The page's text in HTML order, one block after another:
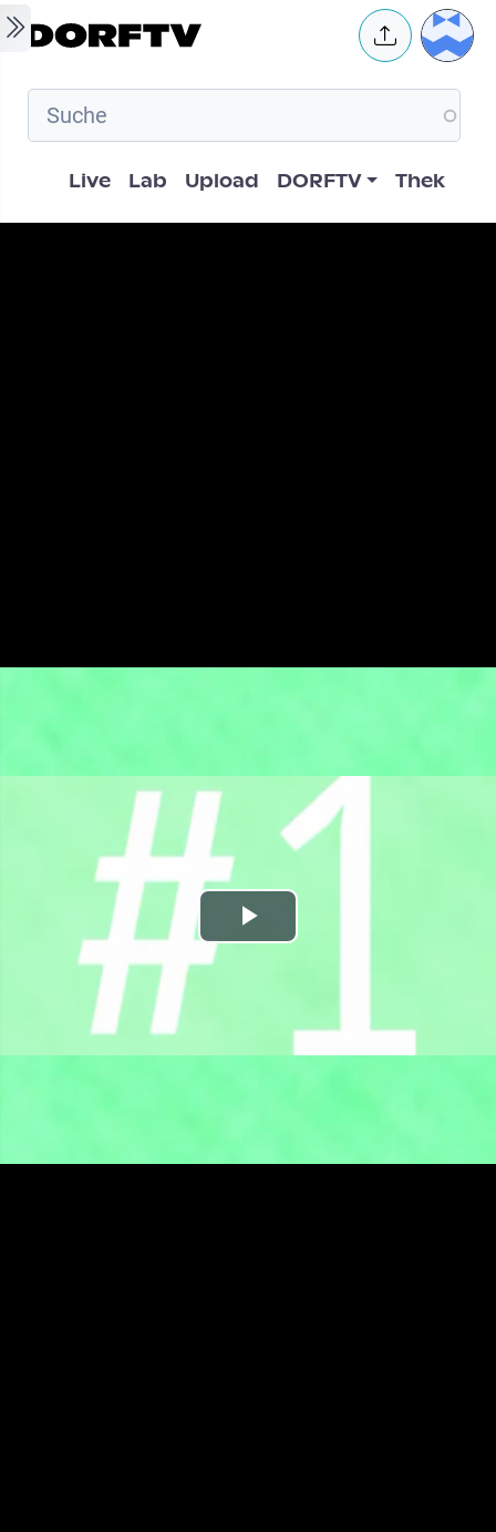
Skip to main content User
Hauptnavigation
Live Lab Upload DORFTV Thek
Play